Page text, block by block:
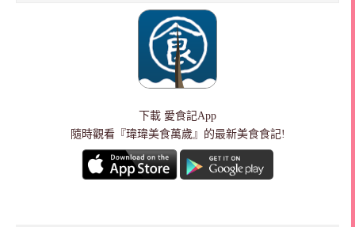
下載 愛食記App
隨時觀看『瑋瑋美食萬歲』的最新美食食記!